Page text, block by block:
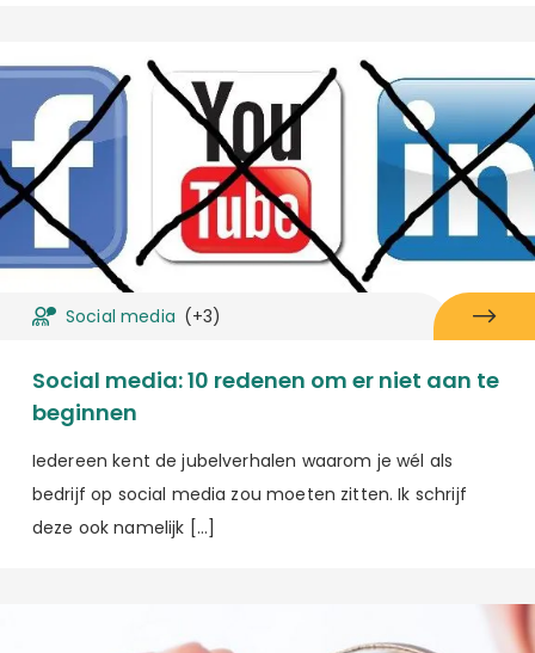
Social media (+3)
Social media: 10 redenen om er niet aan te
beginnen
Iedereen kent de jubelverhalen waarom je wél als
bedrijf op social media zou moeten zitten. Ik schrijf
deze ook namelijk […]